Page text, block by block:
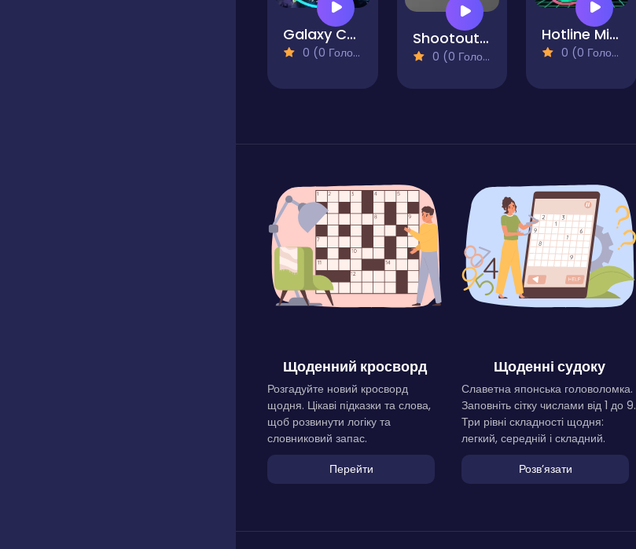
Galaxy Carnage
0 (0 Голосів)
Shootout 2 Players
0 (0 Голосів)
Hotline Miami
0 (0 Голосів)
Щоденний кросворд
Розгадуйте новий кросворд
щодня. Цікаві підказки та слова,
щоб розвинути логіку та
словниковий запас.
Перейти
Щоденні судоку
Славетна японська головоломка.
Заповніть сітку числами від 1 до 9.
Три рівні складності щодня:
легкий, середній і складний.
Розвʼязати